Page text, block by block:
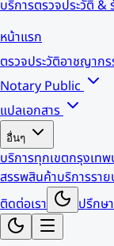
บริการตรวจประวัติ &
หน้าแรก
ตรวจประวัติอาชญาก
Notary Public
แปลเอกสาร
อื่นๆ
บริการทุกเขตกรุงเทพ
สรรพสินค้าบริการราย
ติดต่อเรา
ปรึกษ